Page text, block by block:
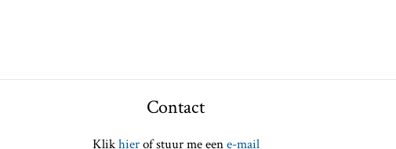
Contact
Klikhierof stuur me eene-mail